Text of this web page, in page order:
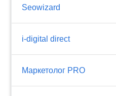
Seowizard
i-digital direct
Маркетолог PRO